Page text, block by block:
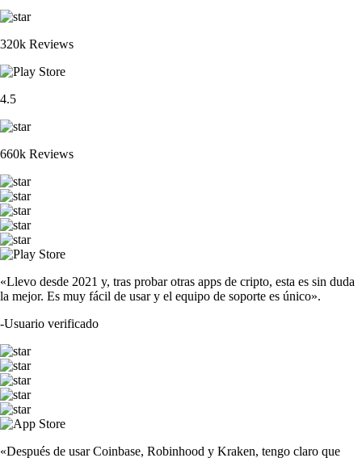
320k Reviews
4.5
660k Reviews
«Llevo desde 2021 y, tras probar otras apps de cripto, esta es sin duda
la mejor. Es muy fácil de usar y el equipo de soporte es único».
-Usuario verificado
«Después de usar Coinbase, Robinhood y Kraken, tengo claro que